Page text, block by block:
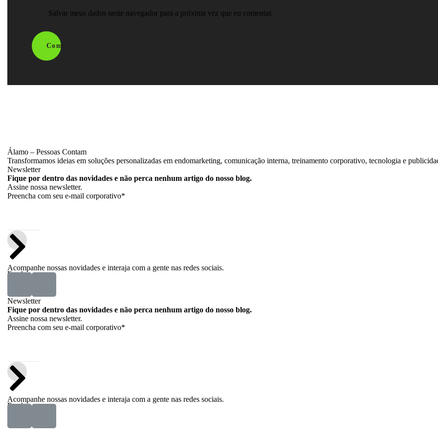
Salvar meus dados neste navegador para a próxima vez que eu comentar.
Comentar
Álamo – Pessoas Contam
Transformamos ideias em soluções personalizadas em endomarketing, comunicação interna, treinamento corporativo, tecnologia e
Newsletter
Fique por dentro das novidades e não perca nenhum artigo do nosso blog.
Assine nossa newsletter.
Preencha com seu e-mail corporativo*
Enviar
Acompanhe nossas novidades e interaja com a gente nas redes sociais.
Newsletter
Fique por dentro das novidades e não perca nenhum artigo do nosso blog.
Assine nossa newsletter.
Preencha com seu e-mail corporativo*
Enviar
Acompanhe nossas novidades e interaja com a gente nas redes sociais.